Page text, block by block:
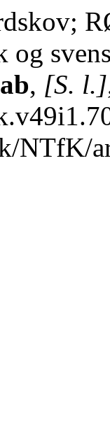
og
, [S. l.]
NTfK/